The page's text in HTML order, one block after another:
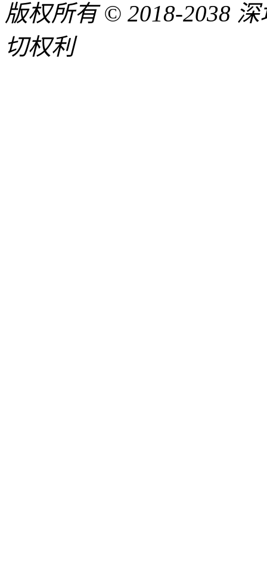
版权所有 © 2018-2038
切权利